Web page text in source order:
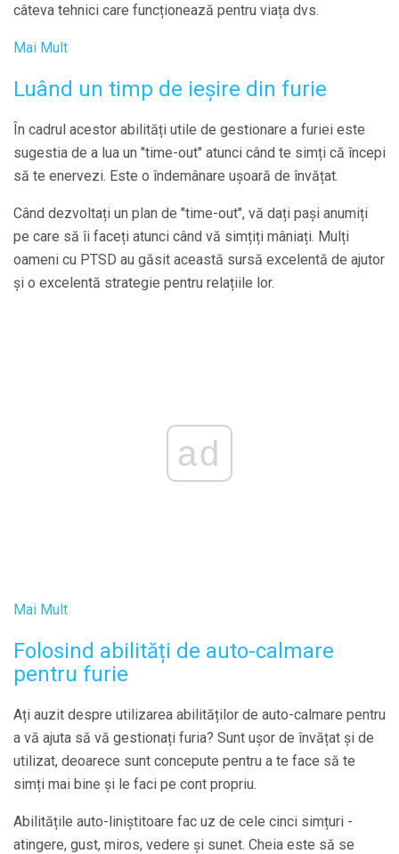
câteva tehnici care funcționează pentru viața dvs.
Mai Mult
Luând un timp de ieșire din furie
În cadrul acestor abilități utile de gestionare a furiei este
sugestia de a lua un "time-out" atunci când te simți că începi
să te enervezi. Este o îndemânare ușoară de învățat.
Când dezvoltați un plan de "time-out", vă dați pași anumiți
pe care să îi faceți atunci când vă simțiți mâniați. Mulți
oameni cu PTSD au găsit această sursă excelentă de ajutor
și o excelentă strategie pentru relațiile lor.
ad
Mai Mult
Folosind abilități de auto-calmare
pentru furie
Ați auzit despre utilizarea abilităților de auto-calmare pentru
a vă ajuta să vă gestionați furia? Sunt ușor de învățat și de
utilizat, deoarece sunt concepute pentru a te face să te
simți mai bine și le faci pe cont propriu.
Abilitățile auto-liniștitoare fac uz de cele cinci simțuri -
atingere, gust, miros, vedere și sunet. Cheia este să se